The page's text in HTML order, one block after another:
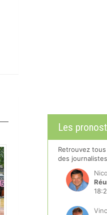
Les
Retrouvez
des